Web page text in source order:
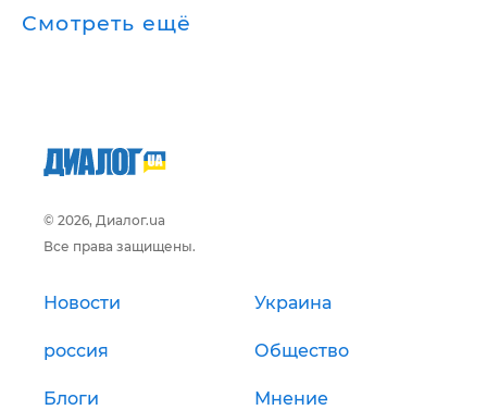
Смотреть ещё
© 2026, Диалог.ua
Все права защищены.
Новости Украина
россия Общество
Блоги Мнение